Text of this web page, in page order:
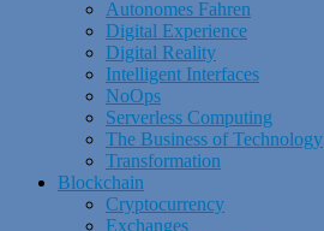
Autonomes Fahren
Digital Experience
Digital Reality
Intelligent Interfaces
NoOps
Serverless Computing
The Business of Technology
Transformation
Blockchain
Cryptocurrency
Exchanges